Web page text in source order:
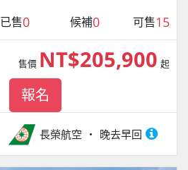
已售0 候補0 可售15
長榮航空 晚去早回
售價 NT$205,900 起
報名